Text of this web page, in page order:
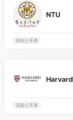
NTU
高校公开课
Harvard
高校公开课